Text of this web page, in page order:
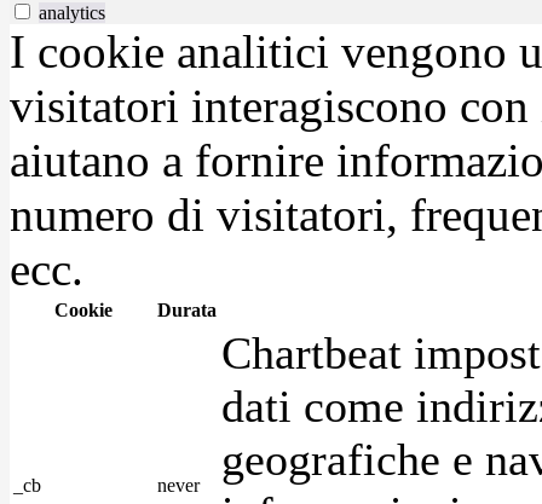
analytics
I cookie analitici vengono
visitatori interagiscono
aiutano a fornire
numero di visitatori,
ecc.
Cookie Durata
_cb never
Chartbeat
dati come
geografiche e